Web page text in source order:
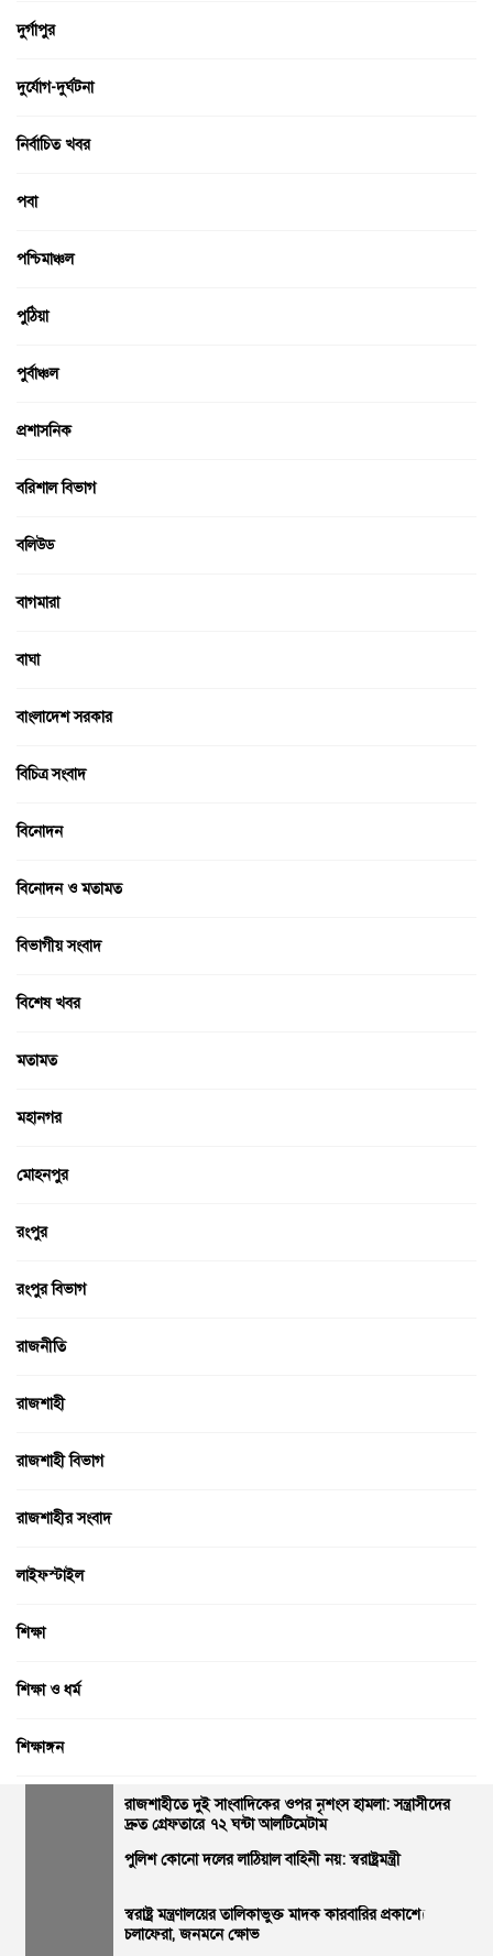
রাজশাহীতে দুই সাংবাদিকের ওপর নৃশংস হামলা: সন্ত্রাসীদের
দ্রুত গ্রেফতারে ৭২ ঘন্টা আলটিমেটাম
পুলিশ কোনো দলের লাঠিয়াল বাহিনী নয়: স্বরাষ্ট্রমন্ত্রী
স্বরাষ্ট্র মন্ত্রণালয়ের তালিকাভুক্ত মাদক কারবারির প্রকাশ্যে
চলাফেরা, জনমনে ক্ষোভ
দুর্গাপুর
দুর্যোগ-দুর্ঘটনা
নির্বাচিত খবর
পবা
পশ্চিমাঞ্চল
পুঠিয়া
পুর্বাঞ্চল
প্রশাসনিক
বরিশাল বিভাগ
বলিউড
বাগমারা
বাঘা
বাংলাদেশ সরকার
বিচিত্র সংবাদ
বিনোদন
বিনোদন ও মতামত
বিভাগীয় সংবাদ
বিশেষ খবর
মতামত
মহানগর
মোহনপুর
রংপুর
রংপুর বিভাগ
রাজনীতি
রাজশাহী
রাজশাহী বিভাগ
রাজশাহীর সংবাদ
লাইফস্টাইল
শিক্ষা
শিক্ষা ও ধর্ম
শিক্ষাঙ্গন